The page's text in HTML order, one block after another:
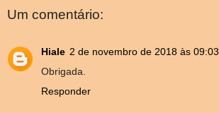
Um comentário:
Hiale 2 de novembro de 2018 às 09:03
Obrigada.
Responder